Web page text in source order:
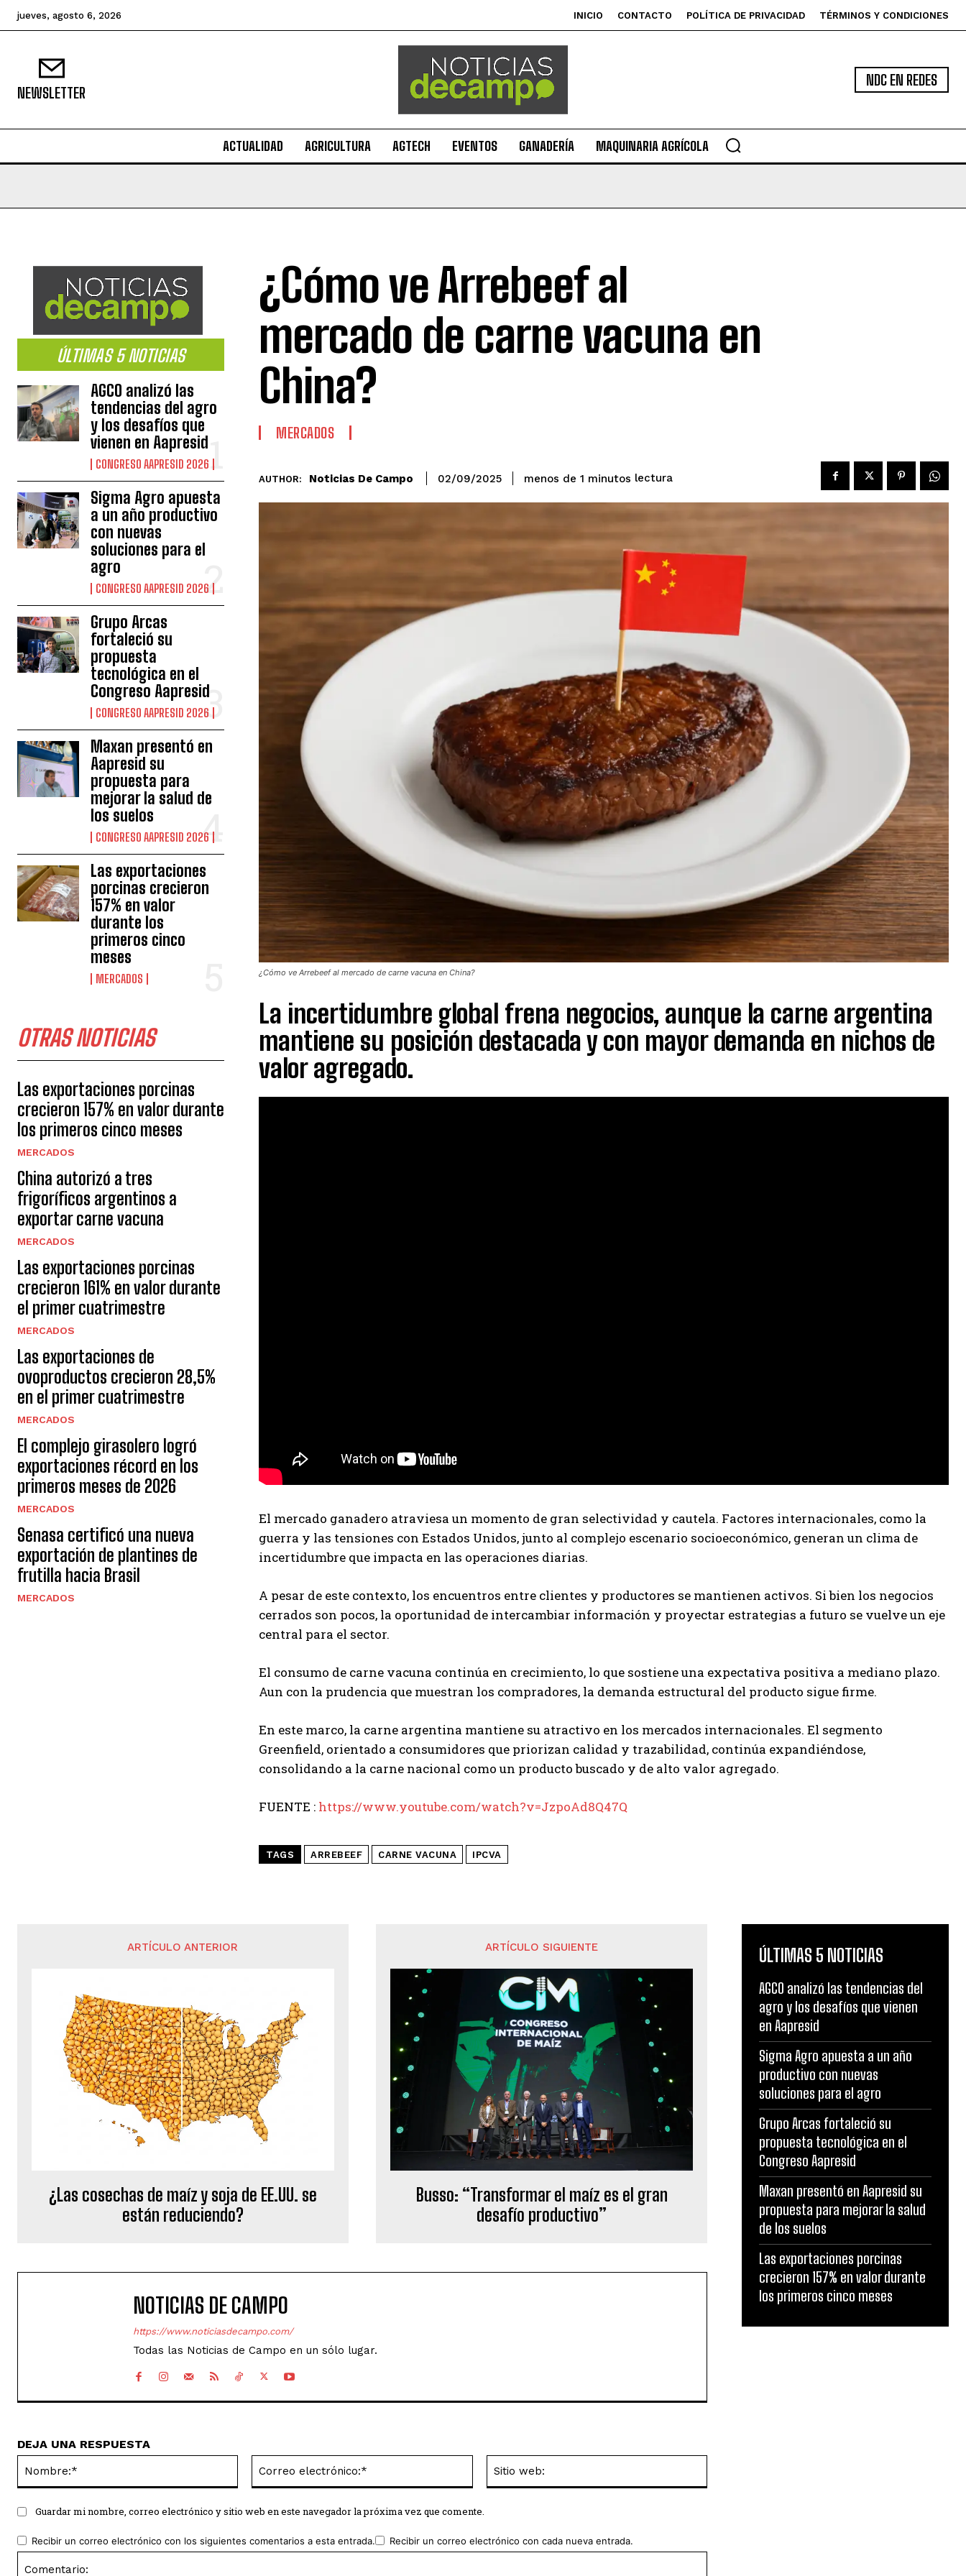
Leí y acepto la Política de Privacidad
jueves, agosto 6, 2026 INICIO CONTACTO POLÍTICA DE PRIVACIDAD TÉRMINOS Y CONDICIONES
NEWSLETTER
NDC EN REDES
ACTUALIDAD AGRICULTURA AGTECH EVENTOS GANADERÍA MAQUINARIA AGRÍCOLA
ÚLTIMAS 5 NOTICIAS
AGCO analizó las
tendencias del agro
y los desafíos que
vienen en Aapresid
CONGRESO AAPRESID 2026
Sigma Agro apuesta
a un año productivo
con nuevas
soluciones para el
agro
CONGRESO AAPRESID 2026
Grupo Arcas
fortaleció su
propuesta
tecnológica en el
Congreso Aapresid
CONGRESO AAPRESID 2026
Maxan presentó en
Aapresid su
propuesta para
mejorar la salud de
los suelos
CONGRESO AAPRESID 2026
Las exportaciones
porcinas crecieron
157% en valor
durante los
primeros cinco
meses
MERCADOS
OTRAS NOTICIAS
Las exportaciones porcinas
crecieron 157% en valor durante
los primeros cinco meses
MERCADOS
China autorizó a tres
frigoríficos argentinos a
exportar carne vacuna
MERCADOS
Las exportaciones porcinas
crecieron 161% en valor durante
el primer cuatrimestre
MERCADOS
Las exportaciones de
ovoproductos crecieron 28,5%
en el primer cuatrimestre
MERCADOS
El complejo girasolero logró
exportaciones récord en los
primeros meses de 2026
MERCADOS
Senasa certificó una nueva
exportación de plantines de
frutilla hacia Brasil
MERCADOS
¿Cómo ve Arrebeef al
mercado de carne vacuna en
China?
MERCADOS
AUTHOR: Noticias De Campo 02/09/2025 menos de 1 minutos lectura
¿Cómo ve Arrebeef al mercado de carne vacuna en China?
La incertidumbre global frena negocios, aunque la carne argentina
mantiene su posición destacada y con mayor demanda en nichos de
valor agregado.
El mercado ganadero atraviesa un momento de gran selectividad y cautela. Factores internacionales, como la
guerra y las tensiones con Estados Unidos, junto al complejo escenario socioeconómico, generan un clima de
incertidumbre que impacta en las operaciones diarias.
A pesar de este contexto, los encuentros entre clientes y productores se mantienen activos. Si bien los negocios
cerrados son pocos, la oportunidad de intercambiar información y proyectar estrategias a futuro se vuelve un eje
central para el sector.
El consumo de carne vacuna continúa en crecimiento, lo que sostiene una expectativa positiva a mediano plazo.
Aun con la prudencia que muestran los compradores, la demanda estructural del producto sigue firme.
En este marco, la carne argentina mantiene su atractivo en los mercados internacionales. El segmento
Greenfield, orientado a consumidores que priorizan calidad y trazabilidad, continúa expandiéndose,
consolidando a la carne nacional como un producto buscado y de alto valor agregado.
FUENTE : https://www.youtube.com/watch?v=JzpoAd8Q47Q
TAGS ARREBEEF CARNE VACUNA IPCVA
ARTÍCULO ANTERIOR
¿Las cosechas de maíz y soja de EE.UU. se
están reduciendo?
ARTÍCULO SIGUIENTE
Busso: “Transformar el maíz es el gran
desafío productivo”
NOTICIAS DE CAMPO
https://www.noticiasdecampo.com/
Todas las Noticias de Campo en un sólo lugar.
DEJA UNA RESPUESTA
electrónico:*
Guardar mi nombre, correo electrónico y sitio web en este navegador la próxima vez que comente.
Recibir un correo electrónico con los siguientes comentarios a esta entrada. Recibir un correo electrónico con cada nueva entrada.
ÚLTIMAS 5 NOTICIAS
AGCO analizó las tendencias del
agro y los desafíos que vienen
en Aapresid
Sigma Agro apuesta a un año
productivo con nuevas
soluciones para el agro
Grupo Arcas fortaleció su
propuesta tecnológica en el
Congreso Aapresid
Maxan presentó en Aapresid su
propuesta para mejorar la salud
de los suelos
Las exportaciones porcinas
crecieron 157% en valor durante
los primeros cinco meses